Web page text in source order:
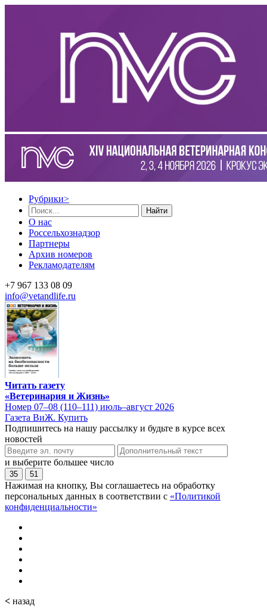
Рубрики>
Найти
О нас
Россельхознадзор
Партнеры
Архив номеров
Рекламодателям
+7 967 133 08 09
info@vetandlife.ru
Читать газету
«Ветеринария и Жизнь»
Номер 07–08 (110–111) июль–август 2026
Газета ВиЖ. Купить
Подпишитесь на нашу рассылку и будьте в курсе всех
новостей
и выберите большее число
35 51
Нажимая на кнопку, Вы соглашаетесь на обработку
персональных данных в соответствии с «Политикой
конфиденциальности»
< назад